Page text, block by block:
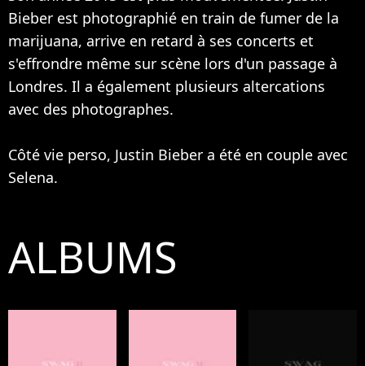
Bieber est photographié en train de fumer de la
marijuana, arrive en retard à ses concerts et
s'effrondre même sur scène lors d'un passage à
Londres. Il a également plusieurs altercations
avec des photographes.
Côté vie perso, Justin Bieber a été en couple avec
Selena.
ALBUMS